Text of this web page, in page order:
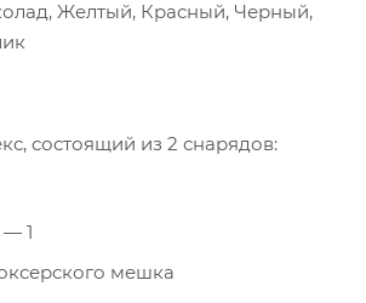
Желтый, Красный, Черный,
состоящий из 2 снарядов:
1
мешка